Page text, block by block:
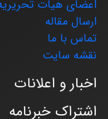
اعضای هیات
ارسال مقاله
تماس با ما
نقشه سایت
اخبار و اعلانات
اشتراک خبرنامه